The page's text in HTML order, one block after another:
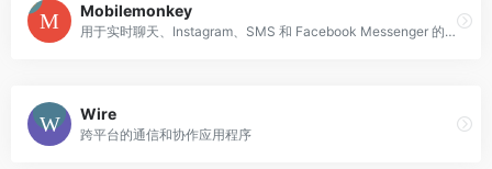
Mobilemonkey
用于实时聊天、Instagram、SMS 和 Facebook Messenger 的营销和支持的聊天机器人
Wire
跨平台的通信和协作应用程序